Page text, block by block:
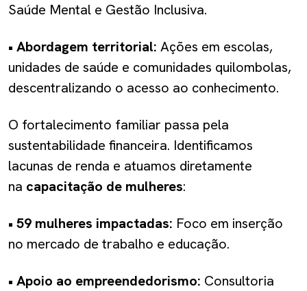
Saúde Mental e Gestão Inclusiva.
• Abordagem territorial: Ações em escolas,
unidades de saúde e comunidades quilombolas,
descentralizando o acesso ao conhecimento.
O fortalecimento familiar passa pela
sustentabilidade financeira. Identificamos
lacunas de renda e atuamos diretamente
na capacitação de mulheres:
• 59 mulheres impactadas: Foco em inserção
no mercado de trabalho e educação.
• Apoio ao empreendedorismo: Consultoria